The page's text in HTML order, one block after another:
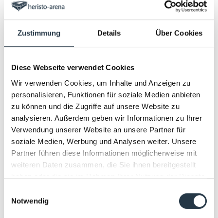
Zustimmung Details Über Cookies
Diese Webseite verwendet Cookies
Wir verwenden Cookies, um Inhalte und Anzeigen zu
personalisieren, Funktionen für soziale Medien anbieten
zu können und die Zugriffe auf unsere Website zu
analysieren. Außerdem geben wir Informationen zu Ihrer
Verwendung unserer Website an unsere Partner für
soziale Medien, Werbung und Analysen weiter. Unsere
Partner führen diese Informationen möglicherweise mit
weiteren Daten zusammen, die Sie ihnen bereitgestellt
haben oder die sie im Rahmen Ihrer Nutzung der Dienste
Notwendig
verschließbarem Dach. Die in Europa einzigartige
Konstruktion ermöglicht es, das Stadion innerhalb von
90 Sekunden in einen wetterunabhängigen
Location bedient die heristo-arena Städte in
Rheda-Wiedenbrück, Paderborn, Detmold und Bad
Salzuflen.
Sie lieben gute Musik, Konzerte, Sport-Events und
Shows? Dann sind Sie in der heristo-arena richtig! Ob
Schlager, Musical, Festival, Comedy, Kultur, Jazz, Klassik,
Rock oder Pop – bei uns erhalten Sie Tickets für Ihren
Star! Erleben Sie Konzerte live – und das direkt vor Ihrer
Haustür! Sichern Sie sich schon jetzt Ihr Konzert-Ticket